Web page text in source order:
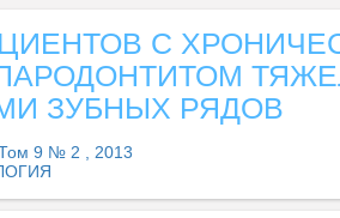
С
ЗУБНЫХ РЯДОВ
9 № 2 , 2013